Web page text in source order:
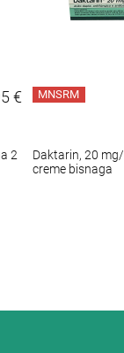
€
2
MNSRM
Daktarin, 20
creme bisnaga